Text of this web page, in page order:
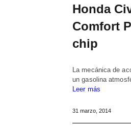
Honda
Comfort
chip
La mecánica de
un gasolina
Leer más
31 marzo, 2014